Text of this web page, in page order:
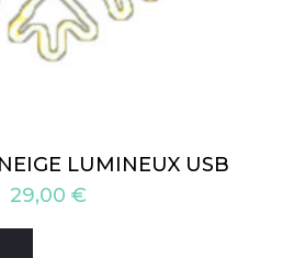
LUMINEUX USB
29,00 €